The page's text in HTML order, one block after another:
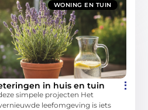
WONING EN TUIN
in huis en tuin
simpele projecten Het
leefomgeving is iets